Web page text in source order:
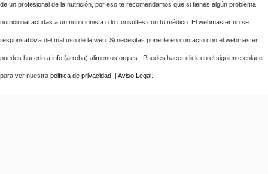
de un profesional de la nutrición, por eso te recomendamos que si tienes algún problema
nutricional acudas a un nutircionista o lo consultes con tu médico. El webmaster no se
responsabiliza del mal uso de la web. Si necesitas ponerte en contacto con el webmaster,
puedes hacerlo a info (arroba) alimentos.org.es . Puedes hacer click en el siguiente enlace
para ver nuestra política de privacidad . | Aviso Legal